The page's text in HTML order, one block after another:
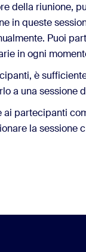
della riunione,
in queste
Puoi
in ogni
è
a una sessione
partecipanti
la sessione